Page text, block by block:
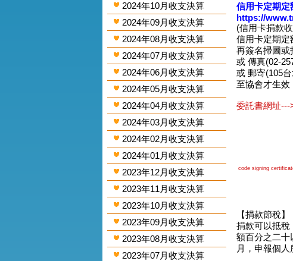
2024年10月收支決算
2024年09月收支決算
2024年08月收支決算
2024年07月收支決算
2024年06月收支決算
2024年05月收支決算
2024年04月收支決算
2024年03月收支決算
2024年02月收支決算
2024年01月收支決算
2023年12月收支決算
2023年11月收支決算
2023年10月收支決算
2023年09月收支決算
2023年08月收支決算
2023年07月收支決算
信用卡定期定
https://
(信用卡捐款
信用卡定期定
再簽名掃圖或
或 傳真(02-
或 郵寄(105
至協會才生效
委託書網址---
code signing
【捐款節稅】
捐款可以抵稅
額百分之二十
月，申報個人